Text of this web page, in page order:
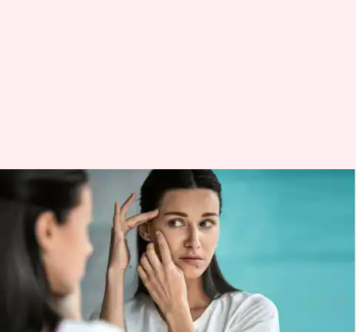
చర్మ సంరక్షణ: 20ఏళ్ళ వయసులో
40ఏళ్ల వాళ్ళలా కనిపిస్తుంటే
మానుకోవాల్సిన అలవాట్లు
వ్రాసిన వారు Sriram Pranateja Jan 23, 2023 05:15 pm
ఈ వార్తాకథనం ఏంటి